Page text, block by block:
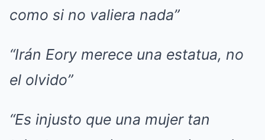
como si no valiera nada”
“Irán Eory merece una estatua, no
el olvido”
“Es injusto que una mujer tan